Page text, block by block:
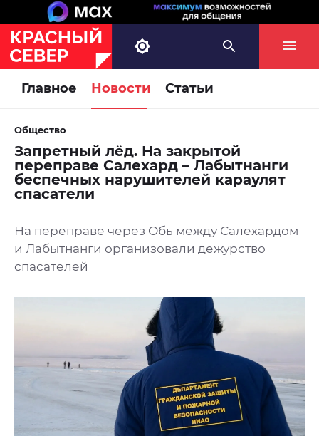
Главное Новости Статьи
Общество
Запретный лёд. На закрытой
переправе Салехард – Лабытнанги
беспечных нарушителей караулят
спасатели
На переправе через Обь между Салехардом
и Лабытнанги организовали дежурство
спасателей